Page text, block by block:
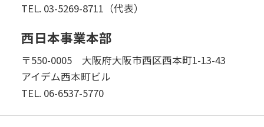
TEL. 03-5269-8711（代表）
西日本事業本部
〒550-0005 大阪府大阪市西区西本町1-13-43
アイデム西本町ビル
TEL. 06-6537-5770